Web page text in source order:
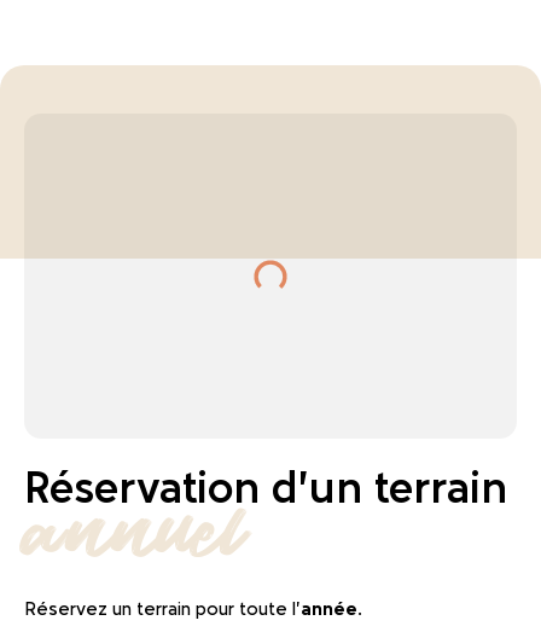
Réservation d'un terrain
annuel
Réservez un terrain pour toute l'année.